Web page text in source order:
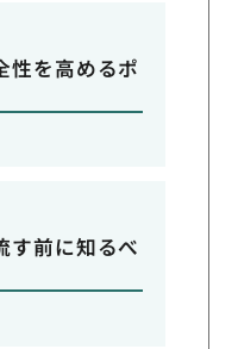
性を高めるポ
す前に知るべ